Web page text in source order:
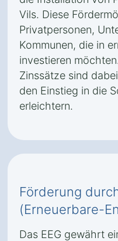
Vils. Diese
Privatpersonen,
Kommunen, die in
investieren
Zinssätze sind
den Einstieg in die
erleichtern.
Förderung
(Erneuerbare-
Das EEG gewährt